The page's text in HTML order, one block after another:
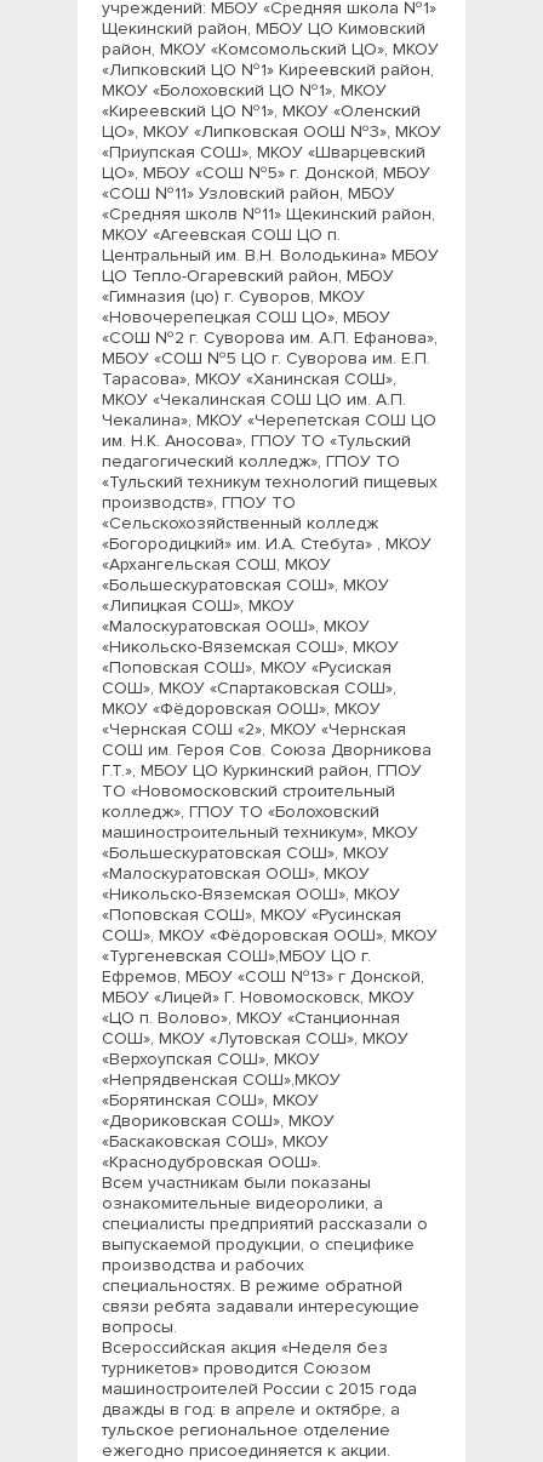
учреждений: МБОУ «Средняя школа №1»
Щекинский район, МБОУ ЦО Кимовский
район, МКОУ «Комсомольский ЦО», МКОУ
«Липковский ЦО №1» Киреевский район,
МКОУ «Болоховский ЦО №1», МКОУ
«Киреевский ЦО №1», МКОУ «Оленский
ЦО», МКОУ «Липковская ООШ №3», МКОУ
«Приупская СОШ», МКОУ «Шварцевский
ЦО», МБОУ «СОШ №5» г. Донской, МБОУ
«СОШ №11» Узловский район, МБОУ
«Средняя школв №11» Щекинский район,
МКОУ «Агеевская СОШ ЦО п.
Центральный им. В.Н. Володькина» МБОУ
ЦО Тепло-Огаревский район, МБОУ
«Гимназия (цо) г. Суворов, МКОУ
«Новочерепецкая СОШ ЦО», МБОУ
«СОШ №2 г. Суворова им. А.П. Ефанова»,
МБОУ «СОШ №5 ЦО г. Суворова им. Е.П.
Тарасова», МКОУ «Ханинская СОШ»,
МКОУ «Чекалинская СОШ ЦО им. А.П.
Чекалина», МКОУ «Черепетская СОШ ЦО
им. Н.К. Аносова», ГПОУ ТО «Тульский
педагогический колледж», ГПОУ ТО
«Тульский техникум технологий пищевых
производств», ГПОУ ТО
«Сельскохозяйственный колледж
«Богородицкий» им. И.А. Стебута» , МКОУ
«Архангельская СОШ, МКОУ
«Большескуратовская СОШ», МКОУ
«Липицкая СОШ», МКОУ
«Малоскуратовская ООШ», МКОУ
«Никольско-Вяземская СОШ», МКОУ
«Поповская СОШ», МКОУ «Русиская
СОШ», МКОУ «Спартаковская СОШ»,
МКОУ «Фёдоровская ООШ», МКОУ
«Чернская СОШ «2», МКОУ «Чернская
СОШ им. Героя Сов. Союза Дворникова
Г.Т.», МБОУ ЦО Куркинский район, ГПОУ
ТО «Новомосковский строительный
колледж», ГПОУ ТО «Болоховский
машиностроительный техникум», МКОУ
«Большескуратовская СОШ», МКОУ
«Малоскуратовская ООШ», МКОУ
«Никольско-Вяземская ООШ», МКОУ
«Поповская СОШ», МКОУ «Русинская
СОШ», МКОУ «Фёдоровская ООШ», МКОУ
«Тургеневская СОШ»,МБОУ ЦО г.
Ефремов, МБОУ «СОШ №13» г Донской,
МБОУ «Лицей» Г. Новомосковск, МКОУ
«ЦО п. Волово», МКОУ «Станционная
СОШ», МКОУ «Лутовская СОШ», МКОУ
«Верхоупская СОШ», МКОУ
«Непрядвенская СОШ»,МКОУ
«Борятинская СОШ», МКОУ
«Двориковская СОШ», МКОУ
«Баскаковская СОШ», МКОУ
«Краснодубровская ООШ».
Всем участникам были показаны
ознакомительные видеоролики, а
специалисты предприятий рассказали о
выпускаемой продукции, о специфике
производства и рабочих
специальностях. В режиме обратной
связи ребята задавали интересующие
вопросы.
Всероссийская акция «Неделя без
турникетов» проводится Союзом
машиностроителей России с 2015 года
дважды в год: в апреле и октябре, а
тульское региональное отделение
ежегодно присоединяется к акции.